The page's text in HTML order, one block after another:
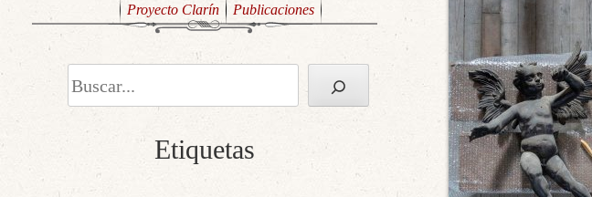
Proyecto Clarín
Publicaciones
Buscar
Etiquetas